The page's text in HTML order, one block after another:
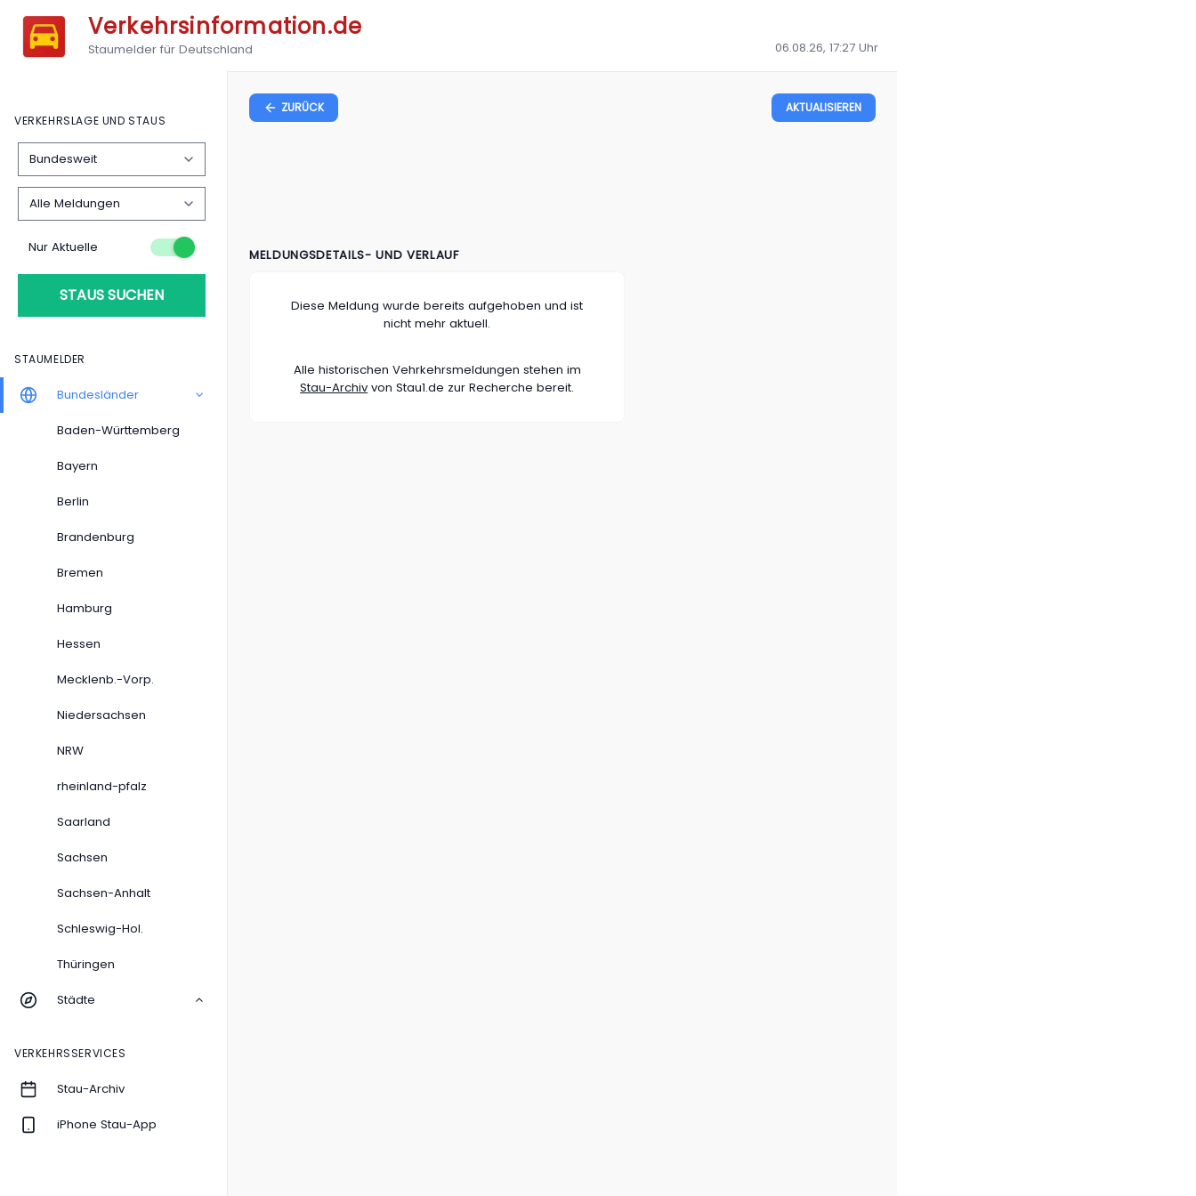
Verkehrsinformation.de
Staumelder für Deutschland 06.08.26, 17:27Uhr
VERKEHRSLAGE UND STAUS
Nur Aktuelle
STAUS SUCHEN
STAUMELDER
Bundesländer
Baden-Württemberg
Bayern
Berlin
Brandenburg
Bremen
Hamburg
Hessen
Mecklenb.-Vorp.
Niedersachsen
NRW
rheinland-pfalz
Saarland
Sachsen
Sachsen-Anhalt
Schleswig-Hol.
Thüringen
Städte
VERKEHRSSERVICES
Stau-Archiv
iPhone Stau-App
ZURÜCK AKTUALISIEREN
MELDUNGSDETAILS- UND VERLAUF
Diese Meldung wurde bereits aufgehoben und ist
nicht mehr aktuell.
Alle historischen Vehrkehrsmeldungen stehen im
Stau-Archiv von Stau1.de zur Recherche bereit.